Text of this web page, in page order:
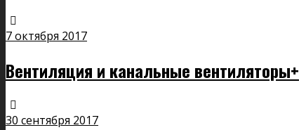
7 октября 2017
Вентиляция и канальные вентиляторы+
30 сентября 2017